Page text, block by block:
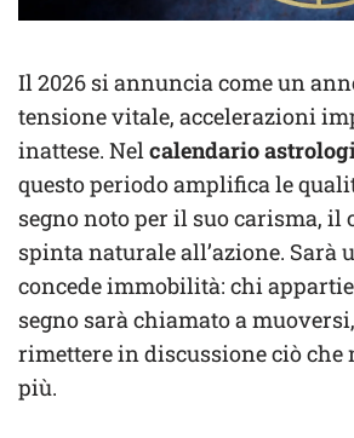
Il 2026 si annuncia come un
tensione vitale, accelerazioni
inattese. Nel calendario
questo periodo amplifica le
segno noto per il suo carisma, il
spinta naturale all’azione. Sarà
concede immobilità: chi
segno sarà chiamato a
rimettere in discussione ciò che
più.